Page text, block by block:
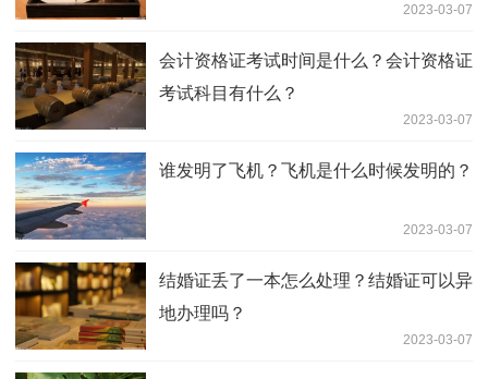
2023-03-07
会计资格证考试时间是什么？会计资格证
考试科目有什么？
2023-03-07
谁发明了飞机？飞机是什么时候发明的？
2023-03-07
结婚证丢了一本怎么处理？结婚证可以异
地办理吗？
2023-03-07